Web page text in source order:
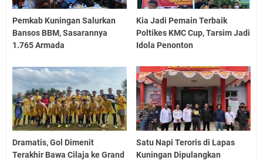
Pemkab Kuningan Salurkan
Bansos BBM, Sasarannya
1.765 Armada
Kia Jadi Pemain Terbaik
Poltikes KMC Cup, Tarsim Jadi
Idola Penonton
Dramatis, Gol Dimenit
Terakhir Bawa Cilaja ke Grand
Satu Napi Teroris di Lapas
Kuningan Dipulangkan